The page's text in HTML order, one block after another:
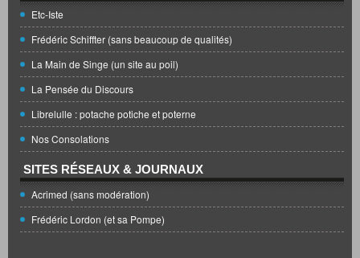
Etc-Iste
Frédéric Schiffter (sans beaucoup de qualités)
La Main de Singe (un site au poil)
La Pensée du Discours
Librelulle : potache potiche et poterne
Nos Consolations
SITES RÉSEAUX & JOURNAUX
Acrimed (sans modération)
Frédéric Lordon (et sa Pompe)